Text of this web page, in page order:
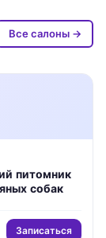
Все салоны →
питомник
собак
Записаться